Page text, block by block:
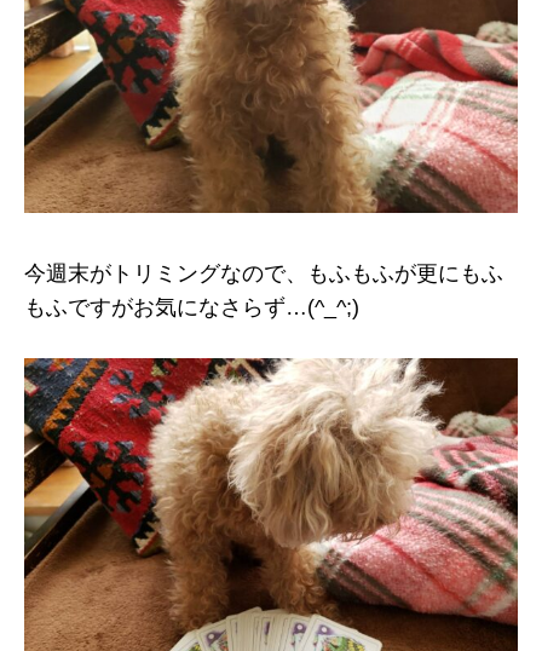
今週末がトリミングなので、もふもふが更にもふ
もふですがお気になさらず…(^_^;)